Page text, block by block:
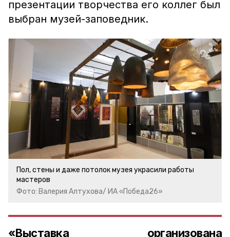
презентации творчества его коллег был
выбран музей-заповедник.
Пол, стены и даже потолок музея украсили работы
мастеров
Фото: Валерия Алтухова/ ИА «Победа26»
«Выставка организована